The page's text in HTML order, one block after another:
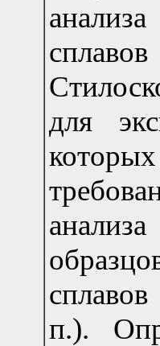
для
п.).